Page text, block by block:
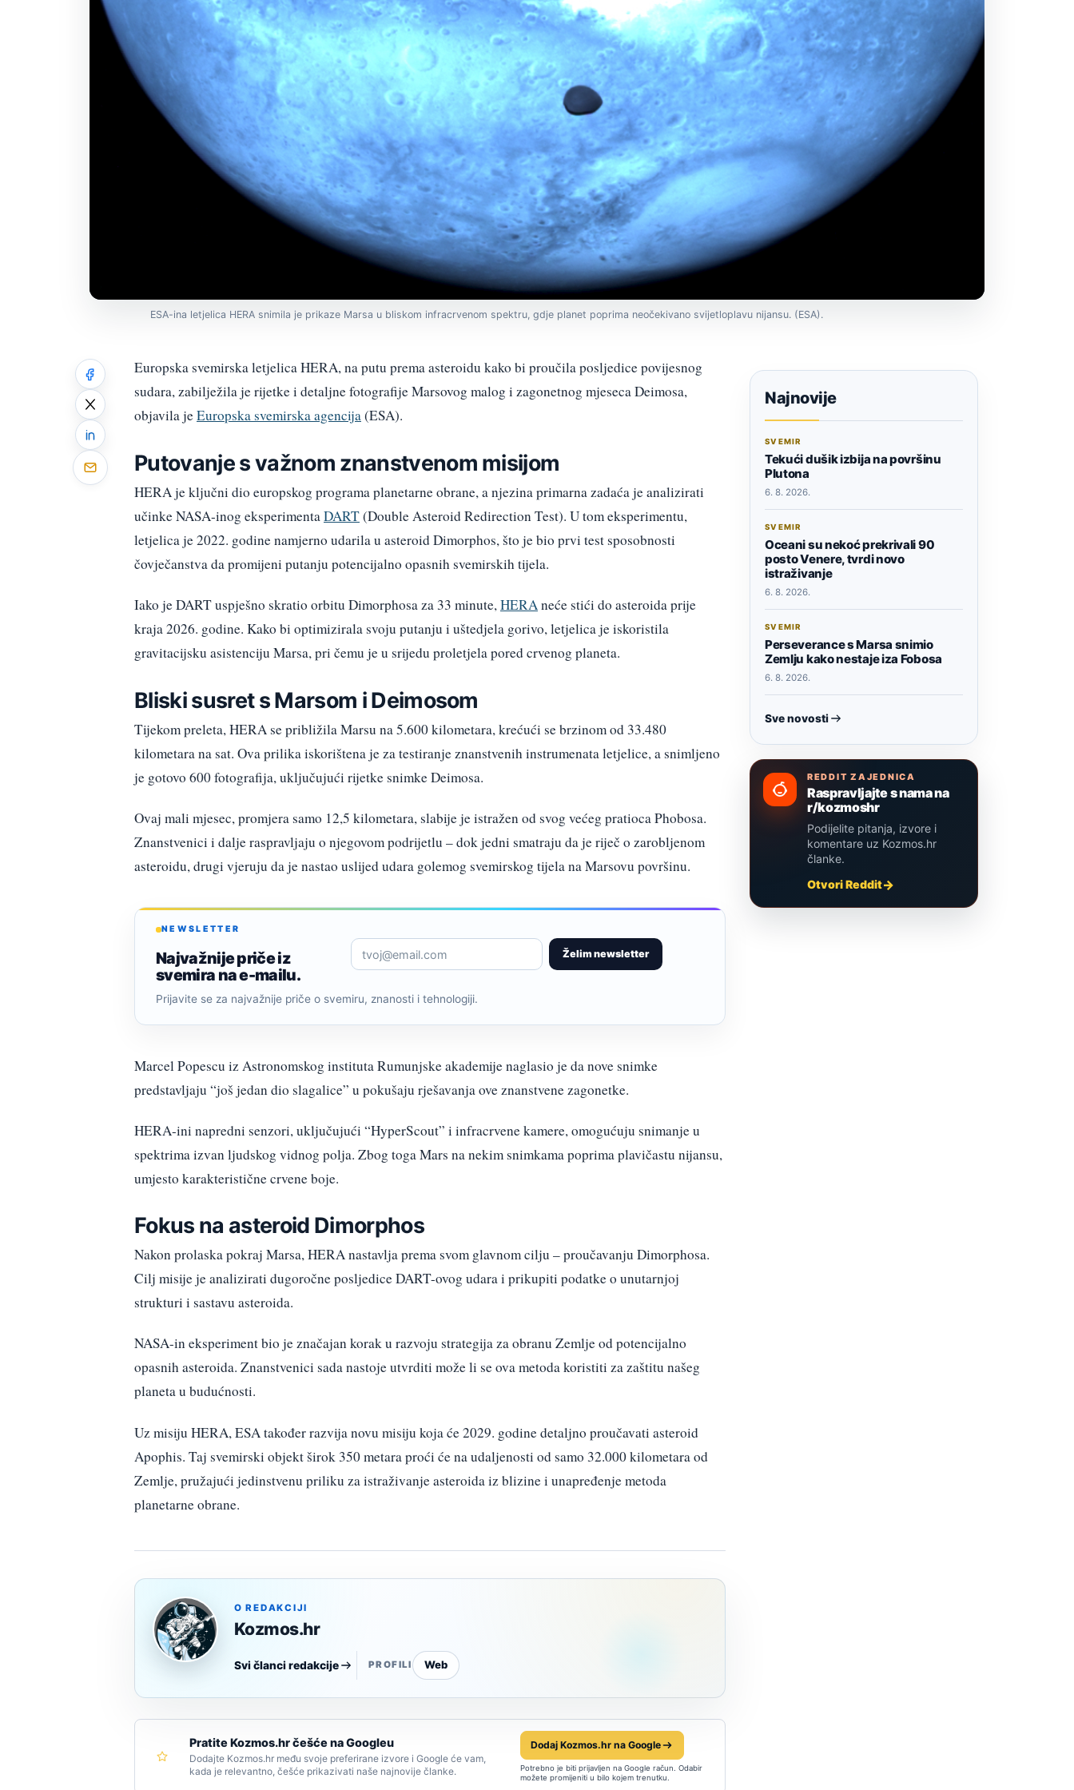
ESA-ina letjelica HERA snimila je prikaze Marsa u bliskom infracrvenom spektru, gdje planet poprima neočekivano svijetloplavu nijansu. (ESA).
Europska svemirska letjelica HERA, na putu prema asteroidu kako bi proučila posljedice povijesnog
sudara, zabilježila je rijetke i detaljne fotografije Marsovog malog i zagonetnog mjeseca Deimosa,
objavila jeEuropska svemirska agencija(ESA).
Putovanje s važnom znanstvenom misijom
HERA je ključni dio europskog programa planetarne obrane, a njezina primarna zadaća je analizirati
učinke NASA-inog eksperimentaDART(Double Asteroid Redirection Test). U tom eksperimentu,
letjelica je 2022. godine namjerno udarila u asteroid Dimorphos, što je bio prvi test sposobnosti
čovječanstva da promijeni putanju potencijalno opasnih svemirskih tijela.
Iako je DART uspješno skratio orbitu Dimorphosa za 33 minute,HERAneće stići do asteroida prije
kraja 2026. godine. Kako bi optimizirala svoju putanju i uštedjela gorivo, letjelica je iskoristila
gravitacijsku asistenciju Marsa, pri čemu je u srijedu proletjela pored crvenog planeta.
Bliski susret s Marsom i Deimosom
Tijekom preleta, HERA se približila Marsu na 5.600 kilometara, krećući se brzinom od 33.480
kilometara na sat. Ova prilika iskorištena je za testiranje znanstvenih instrumenata letjelice, a snimljeno
je gotovo 600 fotografija, uključujući rijetke snimke Deimosa.
Ovaj mali mjesec, promjera samo 12,5 kilometara, slabije je istražen od svog većeg pratioca Phobosa.
Znanstvenici i dalje raspravljaju o njegovom podrijetlu – dok jedni smatraju da je riječ o zarobljenom
asteroidu, drugi vjeruju da je nastao uslijed udara golemog svemirskog tijela na Marsovu površinu.
NEWSLETTER
Najvažnije priče iz
svemira na e-mailu.
Želim newsletter
Prijavite se za najvažnije priče o svemiru, znanosti i tehnologiji.
Marcel Popescu iz Astronomskog instituta Rumunjske akademije naglasio je da nove snimke
predstavljaju “još jedan dio slagalice” u pokušaju rješavanja ove znanstvene zagonetke.
HERA-ini napredni senzori, uključujući “HyperScout” i infracrvene kamere, omogućuju snimanje u
spektrima izvan ljudskog vidnog polja. Zbog toga Mars na nekim snimkama poprima plavičastu nijansu,
umjesto karakteristične crvene boje.
Fokus na asteroid Dimorphos
Nakon prolaska pokraj Marsa, HERA nastavlja prema svom glavnom cilju – proučavanju Dimorphosa.
Cilj misije je analizirati dugoročne posljedice DART-ovog udara i prikupiti podatke o unutarnjoj
strukturi i sastavu asteroida.
NASA-in eksperiment bio je značajan korak u razvoju strategija za obranu Zemlje od potencijalno
opasnih asteroida. Znanstvenici sada nastoje utvrditi može li se ova metoda koristiti za zaštitu našeg
planeta u budućnosti.
Uz misiju HERA, ESA također razvija novu misiju koja će 2029. godine detaljno proučavati asteroid
Apophis. Taj svemirski objekt širok 350 metara proći će na udaljenosti od samo 32.000 kilometara od
Zemlje, pružajući jedinstvenu priliku za istraživanje asteroida iz blizine i unapređenje metoda
planetarne obrane.
O REDAKCIJI
Kozmos.hr
Svi članci redakcije PROFILI Web
Pratite Kozmos.hr češće na Googleu
Dodajte Kozmos.hr među svoje preferirane izvore i Google će vam,
kada je relevantno, češće prikazivati naše najnovije članke.
Dodaj Kozmos.hr na Google
Potrebno je biti prijavljen na Google račun. Odabir
možete promijeniti u bilo kojem trenutku.
Najnovije
SVEMIR
Tekući dušik izbija na površinu
Plutona
6. 8. 2026.
SVEMIR
Oceani su nekoć prekrivali 90
posto Venere, tvrdi novo
istraživanje
6. 8. 2026.
SVEMIR
Perseverance s Marsa snimio
Zemlju kako nestaje iza Fobosa
6. 8. 2026.
Sve novosti
REDDIT ZAJEDNICA
Raspravljajte s nama na
r/kozmoshr
Podijelite pitanja, izvore i
komentare uz Kozmos.hr
članke.
Otvori Reddit